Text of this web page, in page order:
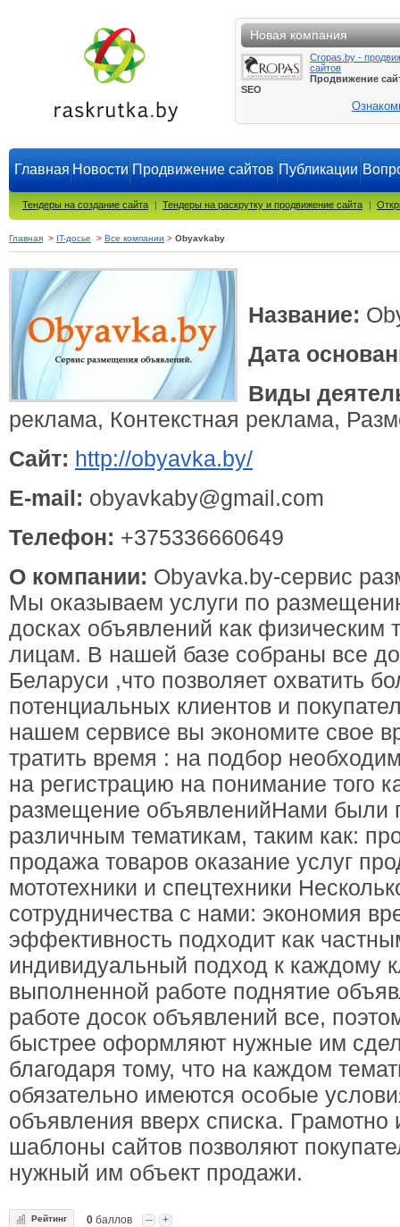
Новая компания
Cropas.by -
сайтов
Продвижение
SEO
Главная Новости Продвижение сайтов Публикации
Тендеры на создание сайта | Тендеры на раскрутку и продвижение сайта |
Главная > IT-досье > Все компании > Obyavkaby
Название:
Дата
Виды
реклама, Контекстная реклама,
Сайт: http://obyavka.by/
E-mail: obyavkaby@gmail.com
Телефон: +375336660649
О компании: Obyavka.by-сервис
Мы оказываем услуги по
досках объявлений как физическим
лицам. В нашей базе собраны все
Беларуси ,что позволяет охватить
потенциальных клиентов и
нашем сервисе вы экономите свое
тратить время : на подбор
на регистрацию на понимание того
размещение объявлений ​ Нами были
различным тематикам, таким как:
продажа товаров оказание услуг
мототехники и спецтехники
сотрудничества с нами: экономия
эффективность подходит как
индивидуальный подход к каждому
выполненной работе поднятие
работе досок объявлений все,
быстрее оформляют нужные им
благодаря тому, что на каждом
обязательно имеются особые
объявления вверх списка. Грамотно
шаблоны сайтов позволяют
нужный им объект продажи.
Рейтинг 0 баллов -- +